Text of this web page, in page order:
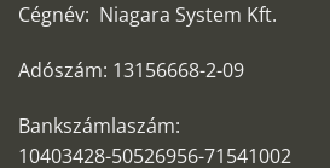
Cégnév: Niagara System Kft.
Adószám: 13156668-2-09
Bankszámlaszám:
10403428-50526956-71541002